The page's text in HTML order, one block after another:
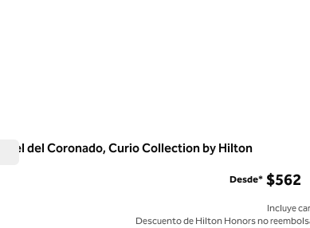
Hotel del Coronado, Curio Collection by Hilton
Desde* $562
Incluye
Descuento de Hilton Honors no